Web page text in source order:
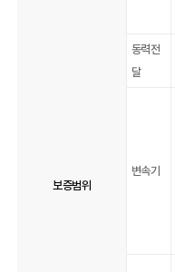
보증범위
동력전
달
변속기